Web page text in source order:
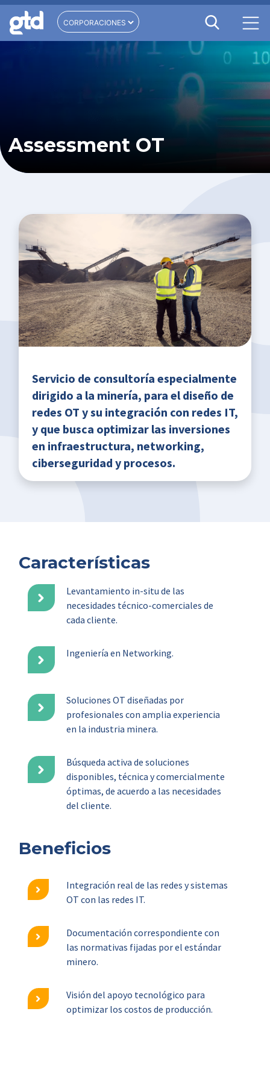
Assessment OT
Servicio de consultoría especialmente
dirigido a la minería, para el diseño de
redes OT y su integración con redes IT,
y que busca optimizar las inversiones
en infraestructura, networking,
ciberseguridad y procesos.
Características
Levantamiento in-situ de las
necesidades técnico-comerciales de
cada cliente.
Ingeniería en Networking.
Soluciones OT diseñadas por
profesionales con amplia experiencia
en la industria minera.
Búsqueda activa de soluciones
disponibles, técnica y comercialmente
óptimas, de acuerdo a las necesidades
del cliente.
Beneficios
Integración real de las redes y sistemas
OT con las redes IT.
Documentación correspondiente con
las normativas fijadas por el estándar
minero.
Visión del apoyo tecnológico para
optimizar los costos de producción.